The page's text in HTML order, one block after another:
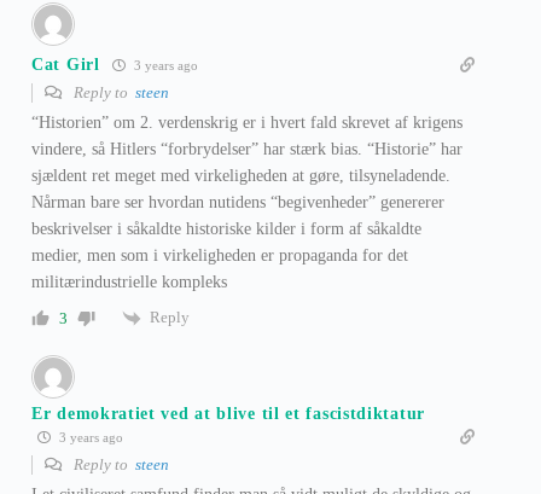
Cat Girl 3 years ago
Reply to steen
“Historien” om 2. verdenskrig er i hvert fald skrevet af krigens
vindere, så Hitlers “forbrydelser” har stærk bias. “Historie” har
sjældent ret meget med virkeligheden at gøre, tilsyneladende.
Nårman bare ser hvordan nutidens “begivenheder” genererer
beskrivelser i såkaldte historiske kilder i form af såkaldte
medier, men som i virkeligheden er propaganda for det
militærindustrielle kompleks
3
Reply
Er demokratiet ved at blive til et fascistdiktatur
3 years ago
Reply to steen